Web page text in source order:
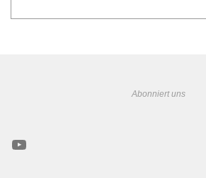
Abonniert uns
YouTube